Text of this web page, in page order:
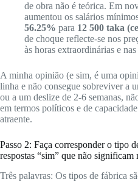
de obra não é teórica. Em
aumentou os salários
56.25% para 12 500 taka
de choque reflecte-se nos
às horas extraordinárias e
A minha opinião (e sim, é uma
linha e não consegue sobreviver a
ou a um deslize de 2-6 semanas,
em termos políticos e de
atraente.
Passo 2: Faça corresponder o tipo
respostas “sim” que não significam
Três palavras: Os tipos de fábrica